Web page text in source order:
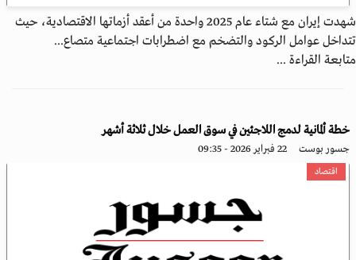
شهدت إيران مع شتاء عام 2025 واحدة من أعقد أزماتها الاقتصادية، حيث
تتداخل عوامل الركود والتضخم مع اضطرابات اجتماعية متصاع...
متابعة القراءة ...
خطة ألمانية لدمج اللاجئين في سوق العمل خلال ثلاثة أشهر
جسور بوست 22 فبراير 2026 - 09:35
اقتصاد